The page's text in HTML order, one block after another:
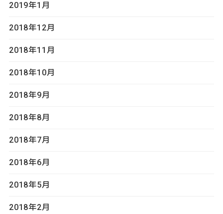
2019年1月
2018年12月
2018年11月
2018年10月
2018年9月
2018年8月
2018年7月
2018年6月
2018年5月
2018年2月